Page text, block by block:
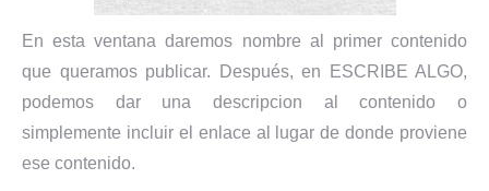
En esta ventana daremos nombre al primer contenido
que queramos publicar. Después, en ESCRIBE ALGO,
podemos dar una descripcion al contenido o
simplemente incluir el enlace al lugar de donde proviene
ese contenido.